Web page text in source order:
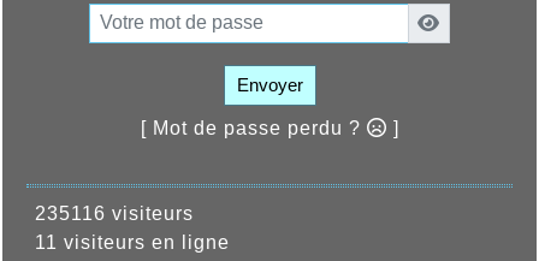
Envoyer
[ Mot de passe perdu ? ]
235116 visiteurs
11 visiteurs en ligne